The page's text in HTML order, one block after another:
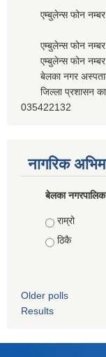
एम्बुलेन्स फोन
एम्बुलेन्स फोन
एम्बुलेन्स फोन
बेलका नगर
जिल्ला प्रशासन
035422132
नागरिक
बेलका
Choices
राम्रो
ठिकै
Older polls
Results